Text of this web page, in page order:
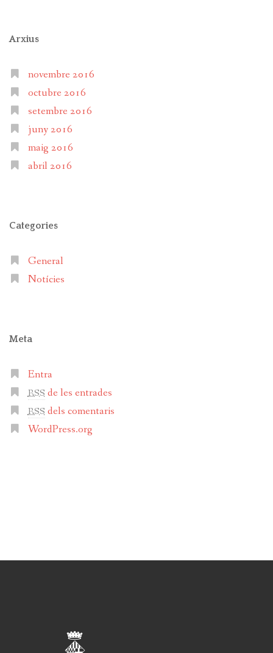
Arxius
novembre 2016
octubre 2016
setembre 2016
juny 2016
maig 2016
abril 2016
Categories
General
Notícies
Meta
Entra
RSS de les entrades
RSS dels comentaris
WordPress.org